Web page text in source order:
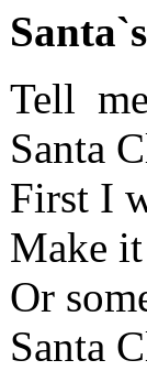
Tell
Santa
First I
Make
Or
Santa